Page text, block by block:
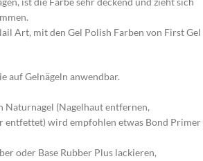
Art, mit den Gel Polish Farben von First Gel
auf Gelnägeln anwendbar.
Naturnagel (Nagelhaut entfernen,
entfettet) wird empfohlen etwas Bond Primer
oder Base Rubber Plus lackieren,